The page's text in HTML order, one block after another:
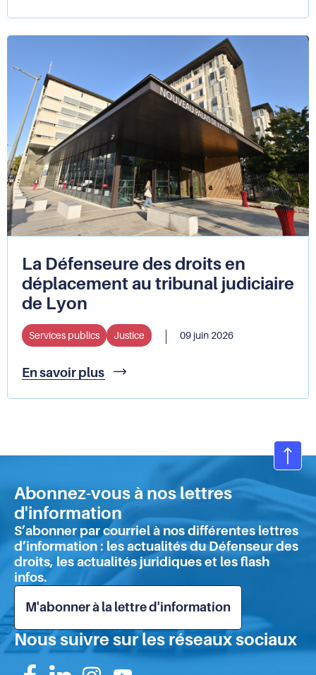
délais
d’instruction
séjour
:
Défenseure
des
droits
publie
un
rapport
faisant
à
une
enquête
formule
plusieurs
La Défenseure des droits en
déplacement au tribunal judiciaire
de Lyon
Services publics Justice 09 juin 2026
En savoir plus
La
des
judiciaire
Lyon
de
Abonnez-vous à nos lettres
d'information
S’abonner par courriel à nos différentes lettres
d’information : les actualités du Défenseur des
droits, les actualités juridiques et les flash
infos.
M'abonner à la lettre d'information
Nous suivre sur les réseaux sociaux